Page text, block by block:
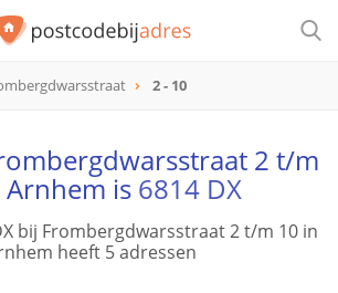
2 - 10
2 t/m
Arnhem is 6814 DX
bij Frombergdwarsstraat 2 t/m 10 in
heeft 5 adressen